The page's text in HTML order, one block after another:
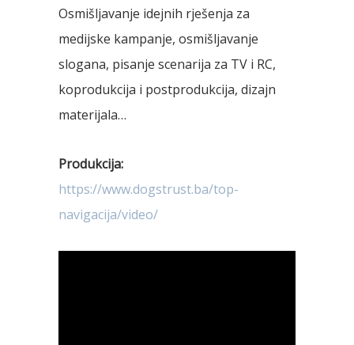
Osmišljavanje idejnih rješenja za
medijske kampanje, osmišljavanje
slogana, pisanje scenarija za TV i RC,
koprodukcija i postprodukcija, dizajn
materijala…
Produkcija:
https://www.dogstrust.ba/top-
navigacija/video/